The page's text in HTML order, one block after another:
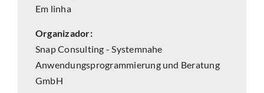
Em linha
Organizador:
Snap Consulting - Systemnahe
Anwendungsprogrammierung und Beratung
GmbH